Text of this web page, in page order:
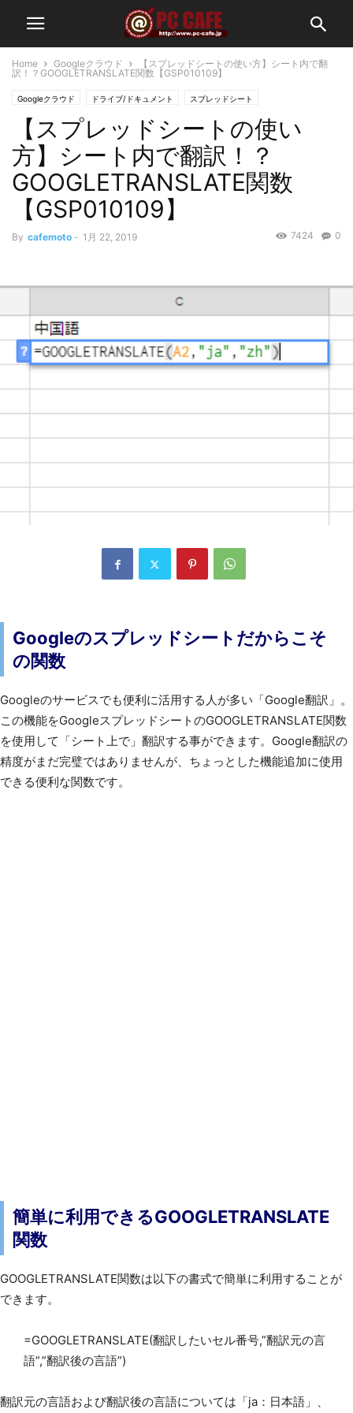
Home Googleクラウド
【スプレッドシートの使い方】シート内で翻
訳！？GOOGLETRANSLATE関数【GSP010109】
Googleクラウド ドライブ/ドキュメント スプレッドシート
【スプレッドシートの使い
方】シート内で翻訳！？
GOOGLETRANSLATE関数
【GSP010109】
By cafemoto - 1月 22, 2019 0
7424
Googleのスプレッドシートだからこそ
の関数
Googleのサービスでも便利に活用する人が多い「Google翻訳」。
この機能をGoogleスプレッドシートのGOOGLETRANSLATE関数
を使用して「シート上で」翻訳する事ができます。Google翻訳の
精度がまだ完璧ではありませんが、ちょっとした機能追加に使用
できる便利な関数です。
簡単に利用できるGOOGLETRANSLATE
関数
GOOGLETRANSLATE関数は以下の書式で簡単に利用することが
できます。
=GOOGLETRANSLATE(翻訳したいセル番号,”翻訳元の言
語”,”翻訳後の言語”)
翻訳元の言語および翻訳後の言語については「ja：日本語」、